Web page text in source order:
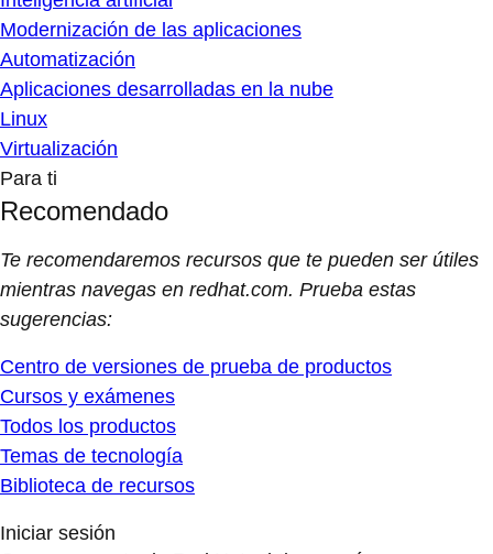
Modernización de las aplicaciones
Automatización
Aplicaciones desarrolladas en la nube
Linux
Virtualización
Para ti
Recomendado
Te recomendaremos recursos que te pueden ser útiles
mientras navegas en redhat.com. Prueba estas
sugerencias:
Centro de versiones de prueba de productos
Cursos y exámenes
Todos los productos
Temas de tecnología
Biblioteca de recursos
Iniciar sesión